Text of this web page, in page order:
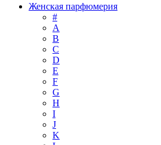
Женская парфюмерия
#
А
B
C
D
E
F
G
H
I
J
K